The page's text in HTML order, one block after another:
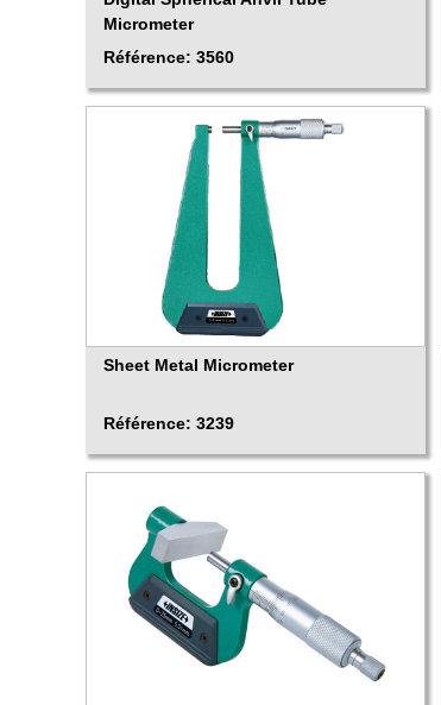
Micrometer
Référence: 3560
Sheet Metal Micrometer
Référence: 3239